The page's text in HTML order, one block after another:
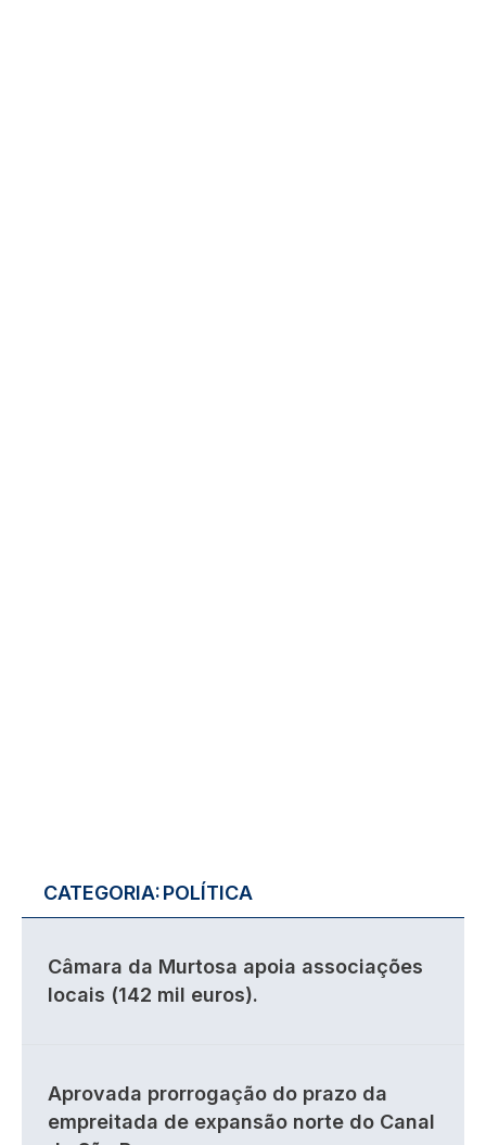
CATEGORIA:POLÍTICA
Câmara da Murtosa apoia associações
locais (142 mil euros).
Aprovada prorrogação do prazo da
empreitada de expansão norte do Canal